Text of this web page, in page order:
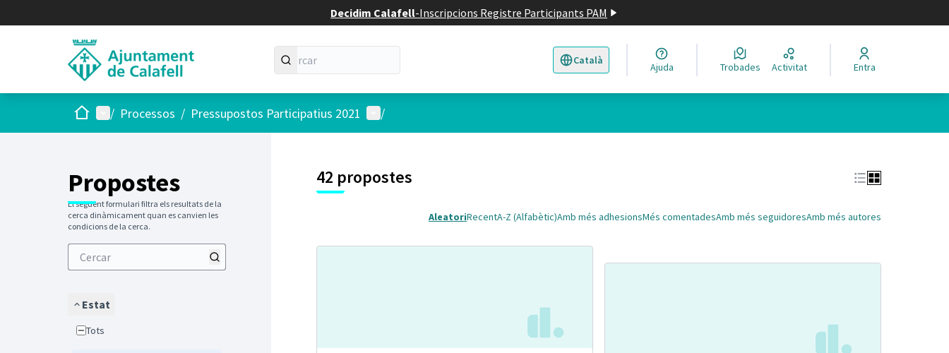
Decidim Calafell-Inscripcions Registre Participants PAM
Català
Triar la llengua Elegir el idioma
Ajuda Trobades Activitat Entra
Inici Menú principal
/ Processos / Pressupostos Participatius 2021 Menú d'usuari
/
Propostes
El següent formulari filtra els resultats de la
cerca dinàmicament quan es canvien les
condicions de la cerca.
Estat
Tots
42 propostes
AleatoriRecentA-Z (Alfabètic)Amb més adhesionsMés comentadesAmb més seguidoresAmb més autores